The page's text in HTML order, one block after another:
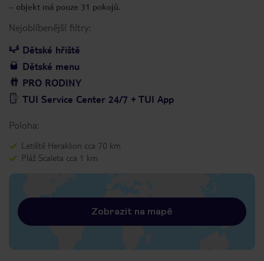
– objekt má pouze 31 pokojů.
Nejoblíbenější filtry:
Dětské hřiště
Dětské menu
PRO RODINY
TUI Service Center 24/7 + TUI App
Poloha:
Letiště Heraklion cca 70 km
Pláž Scaleta cca 1 km
Zobrazit na mapě